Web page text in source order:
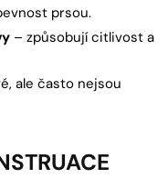
prsou.
– způsobují citlivost a
ale často nejsou